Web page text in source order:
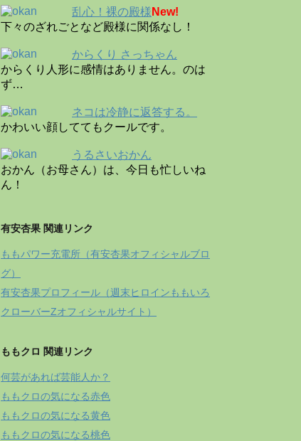
乱心！裸の殿様 New!
下々のざれごとなど殿様に関係なし！
からくり さっちゃん
からくり人形に感情はありません。のは
ず…
ネコは冷静に返答する。
かわいい顔しててもクールです。
うるさいおかん
おかん（お母さん）は、今日も忙しいね
ん！
有安杏果 関連リンク
ももパワー充電所（有安杏果オフィシャルブロ
グ）
有安杏果プロフィール（週末ヒロインももいろ
クローバーZオフィシャルサイト）
ももクロ 関連リンク
何芸があれば芸能人か？
ももクロの気になる赤色
ももクロの気になる黄色
ももクロの気になる桃色